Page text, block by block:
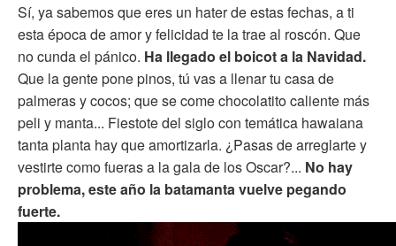
Sí, ya sabemos que eres un hater de estas fechas, a ti
esta época de amor y felicidad te la trae al roscón. Que
no cunda el pánico. Ha llegado el boicot a la Navidad.
Que la gente pone pinos, tú vas a llenar tu casa de
palmeras y cocos; que se come chocolatito caliente más
peli y manta... Fiestote del siglo con temática hawaiana
tanta planta hay que amortizarla. ¿Pasas de arreglarte y
vestirte como fueras a la gala de los Oscar?... No hay
problema, este año la batamanta vuelve pegando
fuerte.